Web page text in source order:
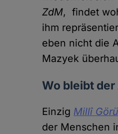
ZdM, findet
ihm
eben nicht die
Mazyek
Wo bleibt
Einzig Millî
der Menschen